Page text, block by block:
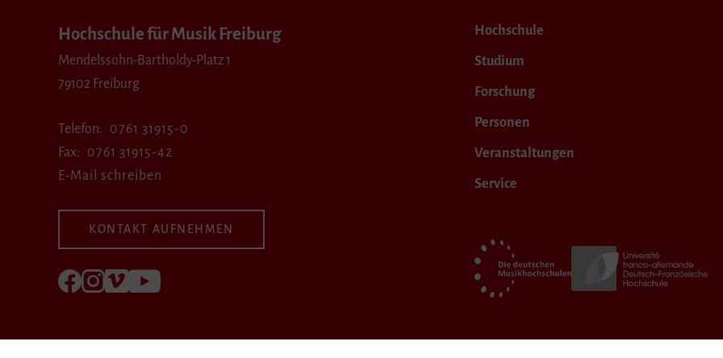
Hochschule für Musik Freiburg
Mendelssohn-Bartholdy-Platz 1
79102 Freiburg
Telefon
0761 31915-0
Fax
0761 31915-42
E-Mail schreiben
KONTAKT AUFNEHMEN
Folgen Sie uns auf Facebook
Folgen Sie uns auf Instagram
Besuchen Sie uns bei Vimeo
Besuchen Sie uns bei youtube
Hochschule
Studium
Forschung
Personen
Veranstaltungen
Service